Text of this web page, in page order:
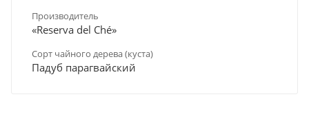
Производитель
«Reserva del Ché»
Сорт чайного дерева (куста)
Падуб парагвайский